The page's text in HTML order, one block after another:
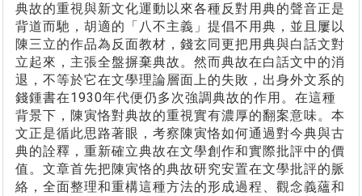
典故的重視與新文化運動以來各種反對用典的聲音正是
背道而馳，胡適的「八不主義」提倡不用典，並且屢以
陳三立的作品為反面教材，錢玄同更把用典與白話文對
立起來，主張全盤摒棄典故。然而典故在白話文中的消
退，不等於它在文學理論層面上的失敗，出身外文系的
錢鍾書在1930年代便仍多次強調典故的作用。在這種
背景下，陳寅恪對典故的重視實有濃厚的翻案意味。本
文正是循此思路著眼，考察陳寅恪如何通過對今典與古
典的詮釋，重新確立典故在文學創作和實際批評中的價
值。文章首先把陳寅恪的典故研究安置在文學批評的脈
絡，全面整理和重構這種方法的形成過程、觀念義蘊和